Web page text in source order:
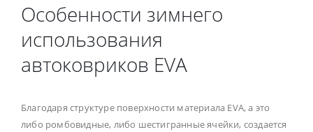
Особенности зимнего
использования
автоковриков EVA
Благодаря структуре поверхности материала EVA, а это
либо ромбовидные, либо шестигранные ячейки, создается